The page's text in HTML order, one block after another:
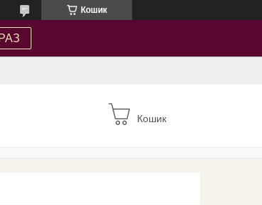
Кошик
Кошик